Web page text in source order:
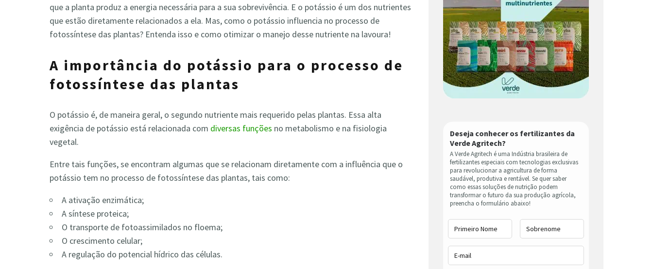
que a planta produz a energia necessária para a sua sobrevivência. E o potássio é um dos nutrientes
que estão diretamente relacionados a ela. Mas, como o potássio influencia no processo de
fotossíntese das plantas? Entenda isso e como otimizar o manejo desse nutriente na lavoura!
A importância do potássio para o processo de
fotossíntese das plantas
O potássio é, de maneira geral, o segundo nutriente mais requerido pelas plantas. Essa alta
exigência de potássio está relacionada com diversas funções no metabolismo e na fisiologia
vegetal.
Entre tais funções, se encontram algumas que se relacionam diretamente com a influência que o
potássio tem no processo de fotossíntese das plantas, tais como:
A ativação enzimática;
A síntese proteica;
O transporte de fotoassimilados no floema;
O crescimento celular;
A regulação do potencial hídrico das células.
Deseja conhecer os fertilizantes da
Verde Agritech?
A Verde Agritech é uma Indústria brasileira de
fertilizantes especiais com tecnologias exclusivas
para revolucionar a agricultura de forma
saudável, produtiva e rentável. Se quer saber
como essas soluções de nutrição podem
transformar o futuro da sua produção agrícola,
preencha o formulário abaixo!